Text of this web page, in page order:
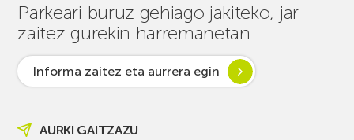
Parkeari buruz gehiago jakiteko, jar
zaitez gurekin harremanetan
Informa zaitez eta aurrera egin
AURKI GAITZAZU